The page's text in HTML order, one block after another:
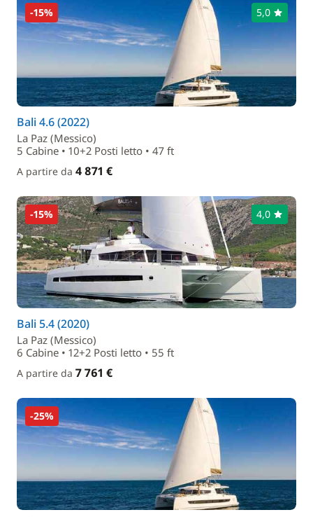
-15% 5,0
Bali 4.6 (2022)
La Paz (Messico)
5 Cabine • 10+2 Posti letto • 47 ft
A partire da 4 871 €
-15% 4,0
Bali 5.4 (2020)
La Paz (Messico)
6 Cabine • 12+2 Posti letto • 55 ft
A partire da 7 761 €
-25%